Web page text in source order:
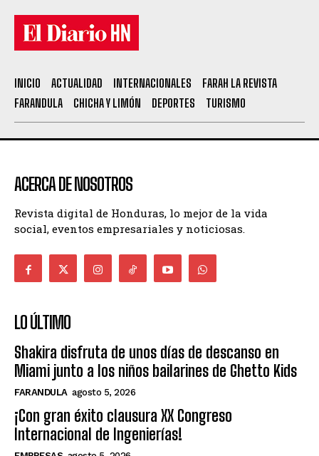
INICIO ACTUALIDAD INTERNACIONALES
FARAH LA REVISTA
FARANDULA
CHICHA Y LIMÓN DEPORTES TURISMO
ACERCA DE NOSOTROS
Revista digital de Honduras, lo mejor de la vida
social, eventos empresariales y noticiosas.
LO ÚLTIMO
Shakira disfruta de unos días de descanso en
Miami junto a los niños bailarines de Ghetto Kids
FARANDULA agosto 5, 2026
¡Con gran éxito clausura XX Congreso
Internacional de Ingenierías!